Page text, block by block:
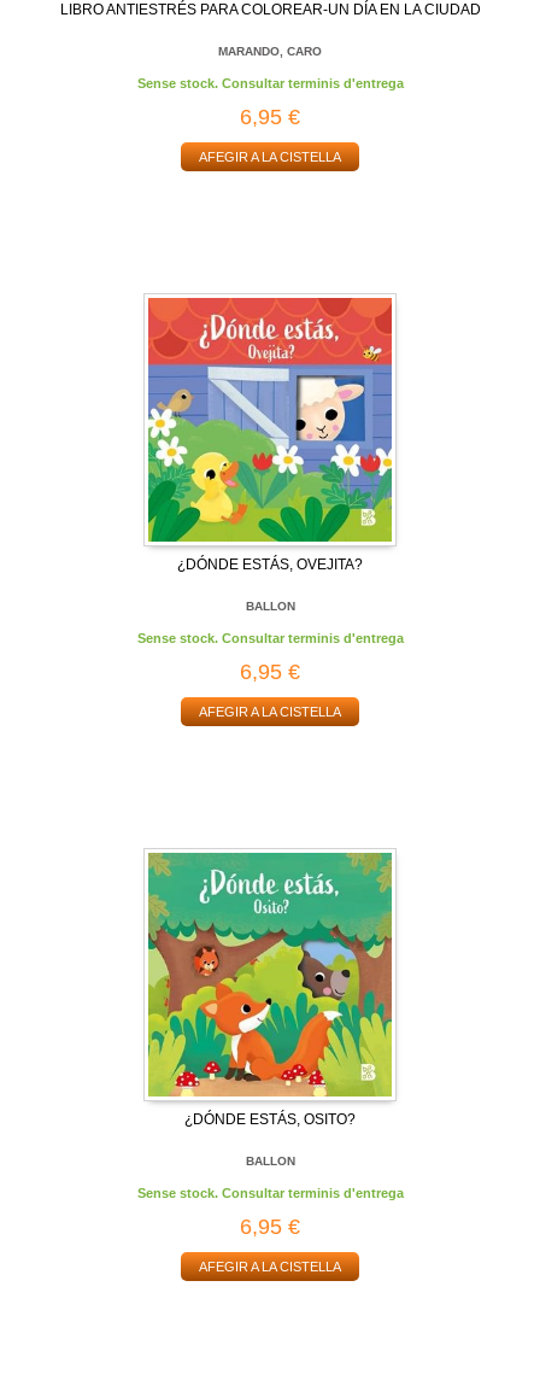
LIBRO ANTIESTRÉS PARA COLOREAR-UN DÍA EN LA CIUDAD
MARANDO, CARO
Sense stock. Consultar terminis d'entrega
6,95 €
AFEGIR A LA CISTELLA
¿DÓNDE ESTÁS, OVEJITA?
BALLON
Sense stock. Consultar terminis d'entrega
6,95 €
AFEGIR A LA CISTELLA
¿DÓNDE ESTÁS, OSITO?
BALLON
Sense stock. Consultar terminis d'entrega
6,95 €
AFEGIR A LA CISTELLA